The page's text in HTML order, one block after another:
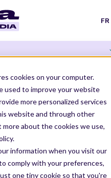
cookies on your computer.
used to improve your website
more personalized services
website and through other
more about the cookies we use,
information when you visit our
comply with your preferences,
one tiny cookie so that you're
FR
Leader & Product